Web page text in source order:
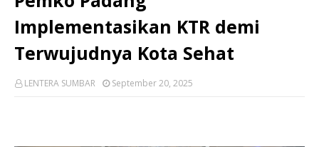
Implementasikan KTR demi
Terwujudnya Kota Sehat
LENTERA SUMBAR September 20, 2025